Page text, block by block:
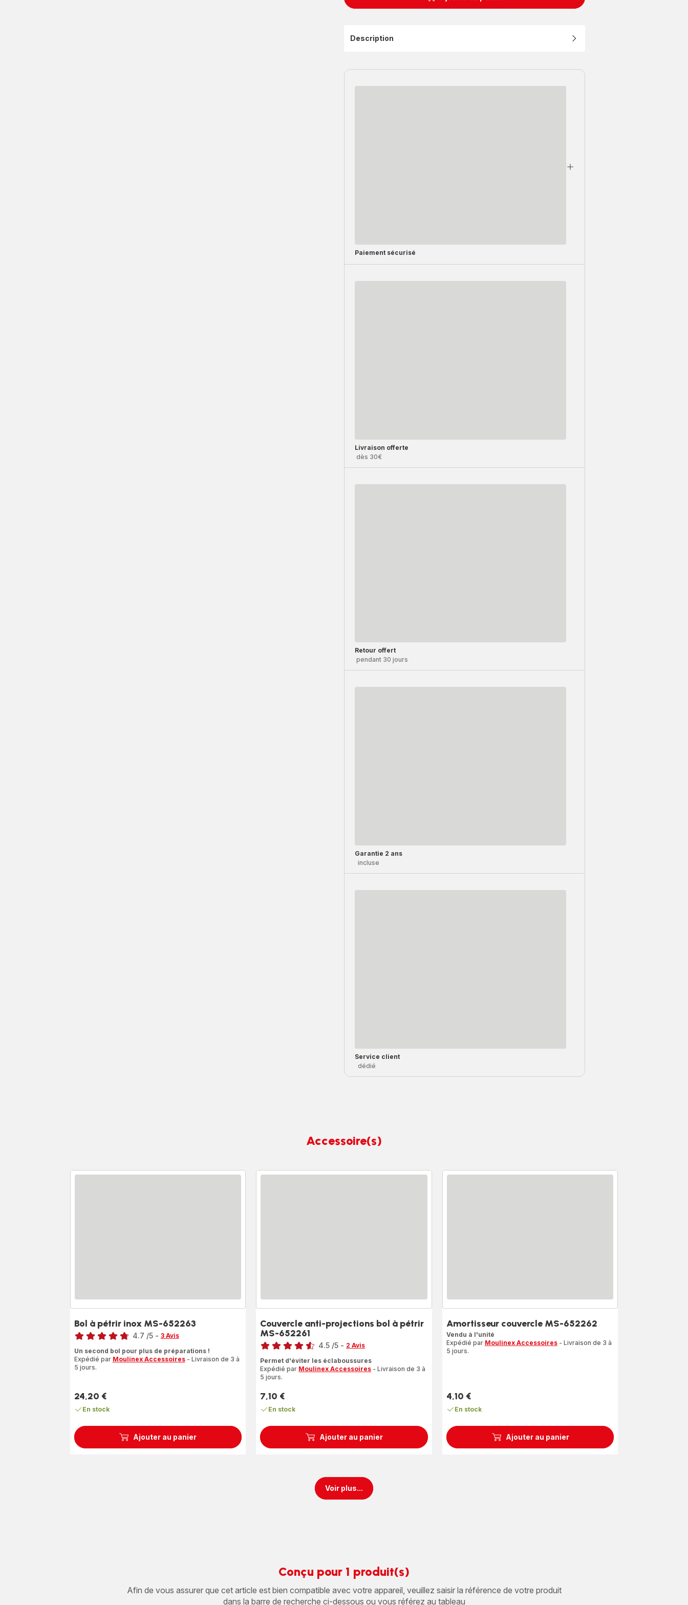
Description
Paiement sécurisé
Livraison offerte
dès 30€
Retour offert
pendant 30 jours
Garantie 2 ans
incluse
Service client
dédié
Accessoire(s)
Ajouter au panier
Bol à pétrir inox MS-652263
Note
4.7 /5 - 3 Avis
Un second bol pour plus de préparations !
Expédié par Moulinex Accessoires- Livraison de 3 à
5 jours.
Prix
24,20 €
En stock
Ajouter au panier
Couvercle anti-projections bol à pétrir
MS-652261
Note
4.5 /5 - 2 Avis
Permet d'éviter les éclaboussures
Expédié par Moulinex Accessoires - Livraison de 3 à
5 jours.
Prix
7,10 €
En stock
Ajouter au panier
Amortisseur couvercle MS-652262
Vendu à l'unité
Expédié par Moulinex Accessoires- Livraison de 3 à
5 jours.
Prix
4,10 €
En stock
Voir plus...
Conçu pour 1 produit(s)
Afin de vous assurer que cet article est bien compatible avec votre appareil, veuillez saisir la référence de votre produit
dans la barre de recherche ci-dessous ou vous référez au tableau